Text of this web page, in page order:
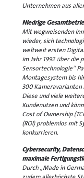
Unternehmen aus
Niedrige
Mit wegweisenden
wieder, sich
weltweit ersten
im Jahr 1992 über
Sensortechnologie“
Montagesystem bis
300 Kameravarianten
Diese und viele
Kundenutzen und
Cost of Ownership
(ROI) problemlos mit
konkurrieren.
Cybersecurity,
maximale
Durch „Made in